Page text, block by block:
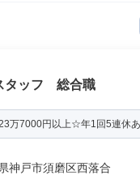
タッフ 総合職
万7000円以上☆年1回5連休あ
神戸市須磨区西落合